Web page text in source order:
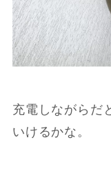
充電しながらだ
いけるかな。